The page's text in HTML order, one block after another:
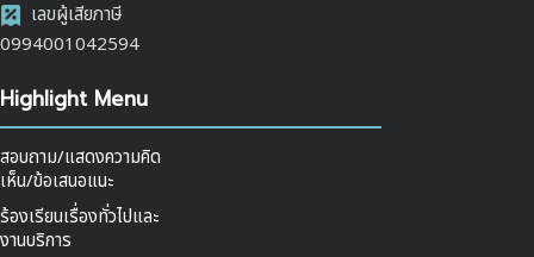
เลขผู้เสียภาษี
0994001042594
Highlight Menu
สอบถาม/แสดงความคิด
เห็น/ข้อเสนอแนะ
ร้องเรียนเรื่องทั่วไปและ
งานบริการ